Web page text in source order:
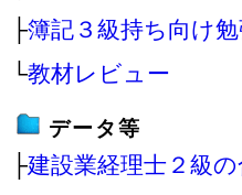
├簿記３級持ち向け
└教材レビュー
データ等
├建設業経理士２級